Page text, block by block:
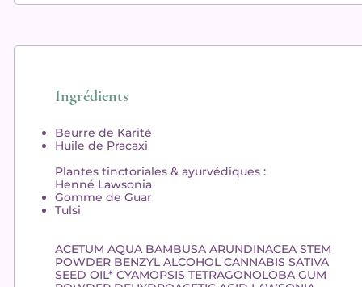
Ingrédients
Beurre de Karité
Huile de Pracaxi
Plantes tinctoriales & ayurvédiques :
Henné Lawsonia
Gomme de Guar
Tulsi
ACETUM AQUA BAMBUSA ARUNDINACEA STEM
POWDER BENZYL ALCOHOL CANNABIS SATIVA
SEED OIL* CYAMOPSIS TETRAGONOLOBA GUM